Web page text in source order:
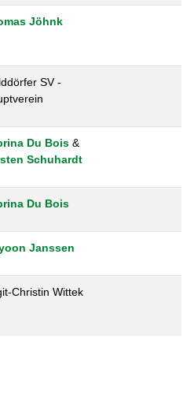
Jöhnk
SV -
Du Bois &
Schuhardt
Du Bois
Janssen
Christin Wittek